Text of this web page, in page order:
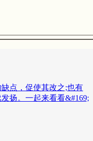
点，促使其改之;也有
扬。一起来看看&#169;